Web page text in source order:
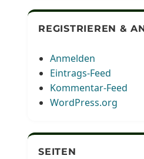
REGISTRIEREN &
Anmelden
Eintrags-Feed
Kommentar-Feed
WordPress.org
SEITEN